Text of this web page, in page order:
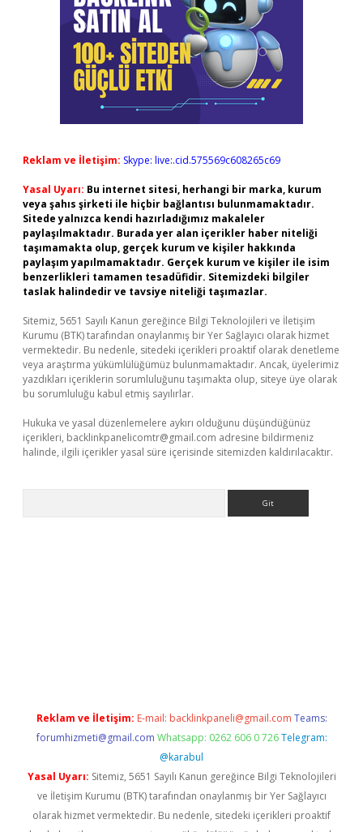
Reklam ve İletişim: Skype: live:.cid.575569c608265c69
Yasal Uyarı: Bu internet sitesi, herhangi bir marka, kurum
veya şahıs şirketi ile hiçbir bağlantısı bulunmamaktadır.
Sitede yalnızca kendi hazırladığımız makaleler
paylaşılmaktadır. Burada yer alan içerikler haber niteliği
taşımamakta olup, gerçek kurum ve kişiler hakkında
paylaşım yapılmamaktadır. Gerçek kurum ve kişiler ile isim
benzerlikleri tamamen tesadüfidir. Sitemizdeki bilgiler
taslak halindedir ve tavsiye niteliği taşımazlar.
Sitemiz, 5651 Sayılı Kanun gereğince Bilgi Teknolojileri ve İletişim
Kurumu (BTK) tarafından onaylanmış bir Yer Sağlayıcı olarak hizmet
vermektedir. Bu nedenle, sitedeki içerikleri proaktif olarak denetleme
veya araştırma yükümlülüğümüz bulunmamaktadır. Ancak, üyelerimiz
yazdıkları içeriklerin sorumluluğunu taşımakta olup, siteye üye olarak
bu sorumluluğu kabul etmiş sayılırlar.
Hukuka ve yasal düzenlemelere aykırı olduğunu düşündüğünüz
içerikleri, backlinkpanelicomtr@gmail.com adresine bildirmeniz
halinde, ilgili içerikler yasal süre içerisinde sitemizden kaldırılacaktır.
Reklam ve İletişim: E-mail: backlinkpaneli@gmail.com Teams:
forumhizmeti@gmail.com Whatsapp: 0262 606 0 726 Telegram:
@karabul
Yasal Uyarı: Sitemiz, 5651 Sayılı Kanun gereğince Bilgi Teknolojileri
ve İletişim Kurumu (BTK) tarafından onaylanmış bir Yer Sağlayıcı
olarak hizmet vermektedir. Bu nedenle, sitedeki içerikleri proaktif